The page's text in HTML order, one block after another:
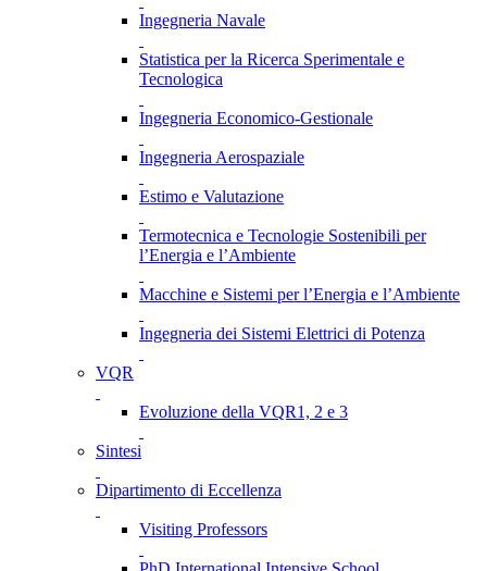
Ingegneria Navale
Statistica per la Ricerca Sperimentale e
Tecnologica
Ingegneria Economico-Gestionale
Ingegneria Aerospaziale
Estimo e Valutazione
Termotecnica e Tecnologie Sostenibili per
l’Energia e l’Ambiente
Macchine e Sistemi per l’Energia e l’Ambiente
Ingegneria dei Sistemi Elettrici di Potenza
VQR
Evoluzione della VQR1, 2 e 3
Sintesi
Dipartimento di Eccellenza
Visiting Professors